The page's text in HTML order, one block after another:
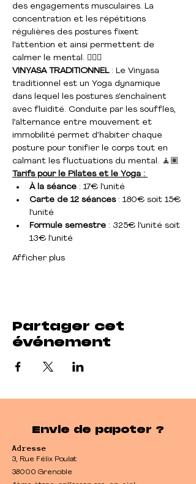
des engagements musculaires. La
concentration et les répétitions
régulières des postures fixent
l’attention et ainsi permettent de
calmer le mental. 🤸🏻‍♀️
VINYASA TRADITIONNEL : Le Vinyasa
traditionnel est un Yoga dynamique
dans lequel les postures s’enchaînent
avec fluidité. Conduite par les souffles,
l’alternance entre mouvement et
immobilité permet d’habiter chaque
posture pour tonifier le corps tout en
calmant les fluctuations du mental. 🧘🏽
Tarifs pour le Pilates et le Yoga :
À la séance : 17€ l’unité
Carte de 12 séances : 180€ soit 15€
l’unité
Formule semestre : 325€ l’unité soit
13€ l’unité
Afficher plus
Partager cet
événement
Envie de papoter ?
Adresse
3, Rue Félix Poulat
38000 Grenoble